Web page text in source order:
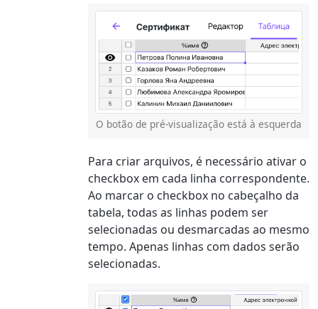
O botão de pré-visualização está à esquerda
Para criar arquivos, é necessário ativar o
checkbox em cada linha correspondente.
Ao marcar o checkbox no cabeçalho da
tabela, todas as linhas podem ser
selecionadas ou desmarcadas ao mesmo
tempo. Apenas linhas com dados serão
selecionadas.